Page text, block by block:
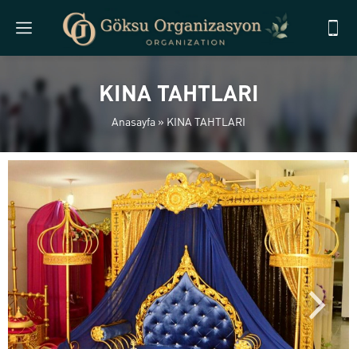
KINA TAHTLARI
Anasayfa » KINA TAHTLARI